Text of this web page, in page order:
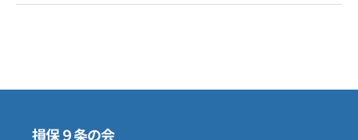
損保９条の会